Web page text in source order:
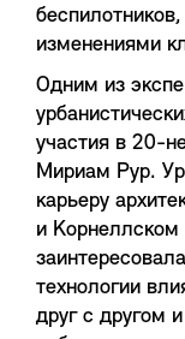
изменениями
Одним из
участия в 20-
Мириам Рур.
карьеру
и Корнеллском
технологии
друг с другом